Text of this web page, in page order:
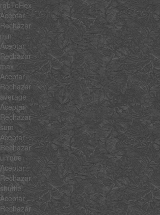
rgbToHex
Aceptar
Rechazar
min
Aceptar
Rechazar
max
Aceptar
Rechazar
average
Aceptar
Rechazar
sum
Aceptar
Rechazar
unique
Aceptar
Rechazar
shuffle
Aceptar
Rechazar